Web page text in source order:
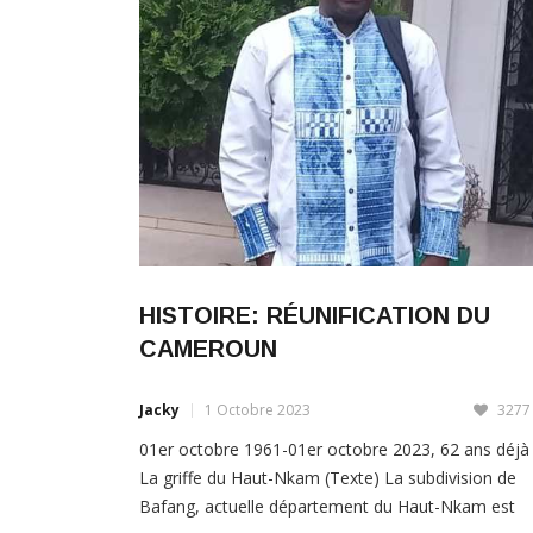
HISTOIRE: RÉUNIFICATION DU
Jacky 1 Octobre 2023
01er octobre 1961-01er octobre 2023, 62 ans déjà
La griffe du Haut-Nkam (Texte) La subdivision de
Bafang, actuelle département du Haut-Nkam est
connue pour avoir toujours été un bastion du
nationalisme, incarné par un homme, Jean